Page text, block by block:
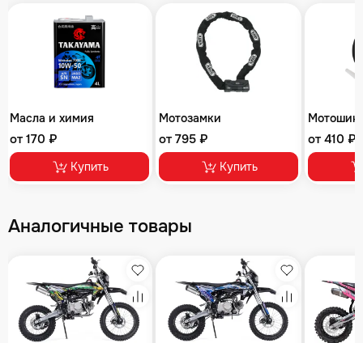
Масла и химия
от 170 ₽
Купить
Мотозамки
от 795 ₽
Купить
от 410 ₽
Аналогичные товары
Избранное
Сравнение
Избранное
Сравнение